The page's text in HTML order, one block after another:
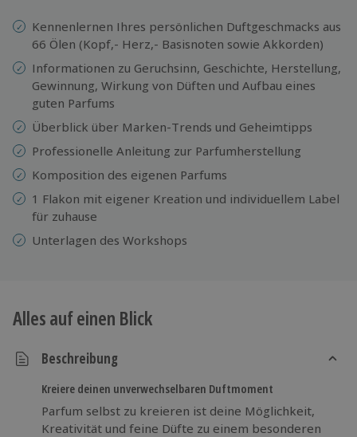
Kennenlernen Ihres persönlichen Duftgeschmacks aus
66 Ölen (Kopf,- Herz,- Basisnoten sowie Akkorden)
Informationen zu Geruchsinn, Geschichte, Herstellung,
Gewinnung, Wirkung von Düften und Aufbau eines
guten Parfums
Überblick über Marken-Trends und Geheimtipps
Professionelle Anleitung zur Parfumherstellung
Komposition des eigenen Parfums
1 Flakon mit eigener Kreation und individuellem Label
für zuhause
Unterlagen des Workshops
Alles auf einen Blick
Beschreibung
Kreiere deinen unverwechselbaren Duftmoment
Parfum selbst zu kreieren ist deine Möglichkeit,
Kreativität und feine Düfte zu einem besonderen